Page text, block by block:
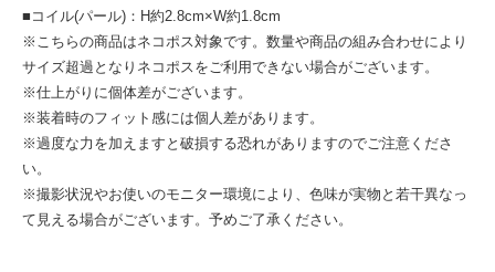
■コイル(パール)：H約2.8cm×W約1.8cm
※こちらの商品はネコポス対象です。数量や商品の組み合わせにより
サイズ超過となりネコポスをご利用できない場合がございます。
※仕上がりに個体差がございます。
※装着時のフィット感には個人差があります。
※過度な力を加えますと破損する恐れがありますのでご注意くださ
い。
※撮影状況やお使いのモニター環境により、色味が実物と若干異なっ
て見える場合がございます。予めご了承ください。